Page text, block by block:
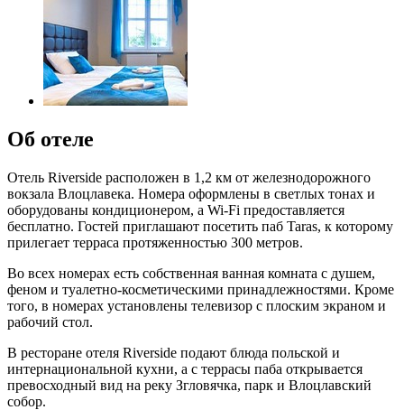
Об отеле
Отель Riverside расположен в 1,2 км от железнодорожного
вокзала Влоцлавека. Номера оформлены в светлых тонах и
оборудованы кондиционером, а Wi-Fi предоставляется
бесплатно. Гостей приглашают посетить паб Taras, к которому
прилегает терраса протяженностью 300 метров.
Во всех номерах есть собственная ванная комната с душем,
феном и туалетно-косметическими принадлежностями. Кроме
того, в номерах установлены телевизор с плоским экраном и
рабочий стол.
В ресторане отеля Riverside подают блюда польской и
интернациональной кухни, а с террасы паба открывается
превосходный вид на реку Згловячка, парк и Влоцлавский
собор.